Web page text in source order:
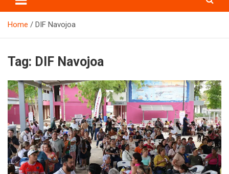
Home DIF Navojoa
Tag: DIF Navojoa